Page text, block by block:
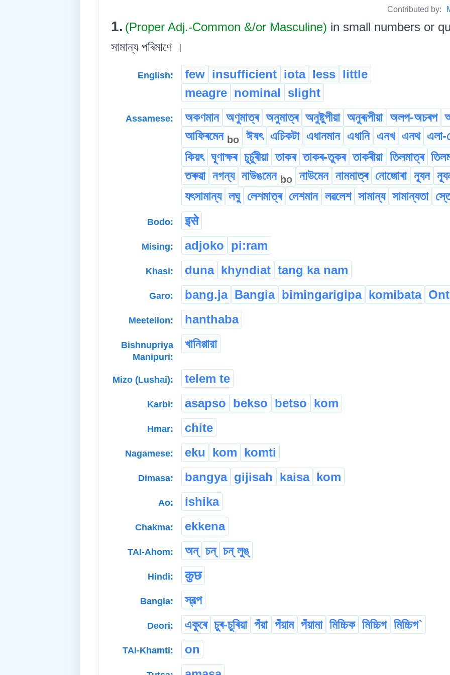
Contributed by:
1. (Proper Adj.-Common &/or Masculine) in small numbers or
সামান্য পৰিমাণে ।
English: few insufficient iota less little
meagre nominal slight
Assamese: অকণমান অণুমাত্ৰ অনুমাত্ৰ অনুষ্টুপীয়া অনুৰূপীয়া অলপ-অচৰপ
আফিৰমেন bo ঈষৎ এচিকটা এধানমান এধানি এনখ এনথ এলা-
কিয়ৎ ঘূণাক্ষৰ চূৰ্চুৰীয়া তাকৰ তাকৰ-তুকৰ তাকৰীয়া তিলমাত্ৰ
তৰুৱা নগন্য নাউঙমেন bo নাউমেন নামমাত্ৰ নোজোৰা ন্যূন
যৎসামান্য লঘু লেশমাত্ৰ লেশমান লৱলেশ সামান্য সামান্যতা
Bodo: इसे
Mising: adjoko pi:ram
Khasi: duna khyndiat tang ka nam
Garo: bang.ja Bangia bimingarigipa komibata
Meeteilon: hanthaba
Bishnupriya
Manipuri:
খানিপ্পারা
Mizo (Lushai): telem te
Karbi: asapso bekso betso kom
Hmar: chite
Nagamese: eku kom komti
Dimasa: bangya gijisah kaisa kom
Ao: ishika
Chakma: ekkena
TAI-Ahom: অন্ চন্ চন্ লুঙ্
Hindi: कुछ
Bangla: স্বল্প
Deori: একুৰে চুৰ-চুৰিয়া পঁয়া পঁয়াম পঁয়ামা মিচ্চিক মিচ্চিগ মিচ্চিগ`
TAI-Khamti: on